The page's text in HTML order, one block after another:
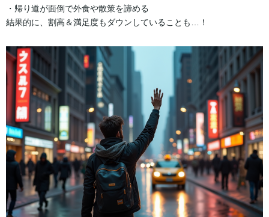
・帰り道が面倒で外食や散策を諦める
結果的に、割高＆満足度もダウンしていることも…！